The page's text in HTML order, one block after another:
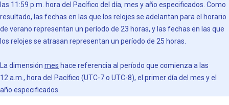
las 11:59 p.m. hora del Pacífico del día, mes y año especificados. Como
resultado, las fechas en las que los relojes se adelantan para el horario
de verano representan un período de 23 horas, y las fechas en las que
los relojes se atrasan representan un período de 25 horas.
La dimensión mes hace referencia al período que comienza a las
12 a.m., hora del Pacífico (UTC-7 o UTC-8), el primer día del mes y el
año especificados.